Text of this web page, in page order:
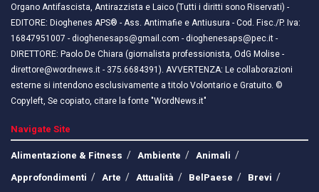
Organo Antifascista, Antirazzista e Laico (Tutti i diritti sono Riservati) -
EDITORE: Dioghenes APS® - Ass. Antimafie e Antiusura - Cod. Fisc./P. Iva:
16847951007 - dioghenesaps@gmail.com - dioghenesaps@pec.it - ​​
DIRETTORE: Paolo De Chiara (giornalista professionista, OdG Molise -
direttore@wordnews.it - ​​375.6684391). AVVERTENZA: Le collaborazioni
esterne si intendono esclusivamente a titolo Volontario e Gratuito. ©
Copyleft, Se copiato, citare la fonte "WordNews.it"
Navigate Site
Alimentazione & Fitness
Ambiente
Animali
Approfondimenti
Arte Attualità BelPaese
Brevi